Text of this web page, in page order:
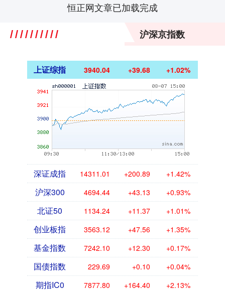
恒正网文章已加载完成
沪深京指数
上证综指 3940.04 +39.68 +1.02%
深证成指 14311.01 +200.89 +1.42%
沪深300 4694.44 +43.13 +0.93%
北证50 1134.24 +11.37 +1.01%
创业板指 3563.12 +47.56 +1.35%
基金指数 7242.10 +12.30 +0.17%
国债指数 229.69 +0.10 +0.04%
期指IC0 7877.80 +164.40 +2.13%